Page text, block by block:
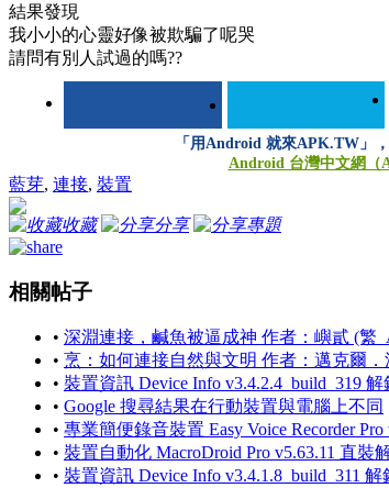
結果發現
我小小的心靈好像被欺騙了呢哭
請問有別人試過的嗎??
「用Android 就來APK.TW」
Android 台灣中文網（
藍芽, 連接, 裝置
收藏 分享 專題
相關帖子
• 深淵連接，鹹魚被逼成神 作者：嶼貳 (繁
• 烹：如何連接自然與文明 作者：邁克爾．
• 裝置資訊 Device Info v3.4.2.4_build_319
• Google 搜尋結果在行動裝置與電腦上不同
• 專業簡便錄音裝置 Easy Voice Recorder
• 裝置自動化 MacroDroid Pro v5.63.11 直裝
• 裝置資訊 Device Info v3.4.1.8_build_311 解